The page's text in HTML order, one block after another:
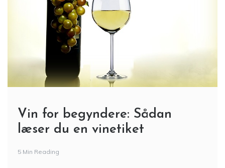
Vin for begyndere: Sådan
læser du en vinetiket
5 Min Reading